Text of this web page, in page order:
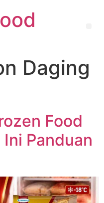
Daging
Food
Panduan